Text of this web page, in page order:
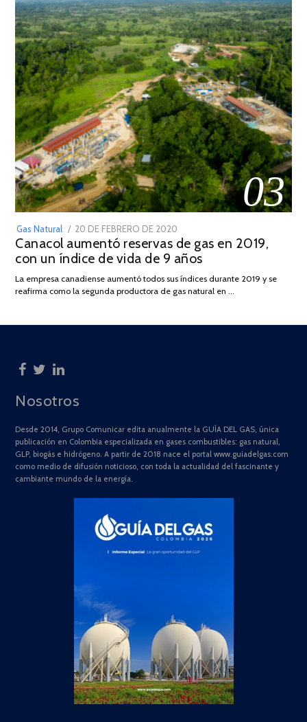
03
Gas Natural
POSTED
ON
20 DE FEBRERO DE 2020
DE
JULIO
2025
Canacol aumentó reservas de gas en 2019,
con un índice de vida de 9 años
La empresa canadiense aumentó todos sus índices durante 2019 y se
reafirma como la segunda productora de gas natural en …
Nosotros
Desde 2014, Grupo Comunicar edita anualmente la GUÍA DEL GAS, única
publicación en Colombia especializada en gases combustibles: gas natural,
GLP, biogás e hidrógeno. A partir de 2018 nace el portal www.guiadelgas.com
como medio de difusión noticioso, con toda la actualidad del fascinante y
cambiante mundo de la energía.